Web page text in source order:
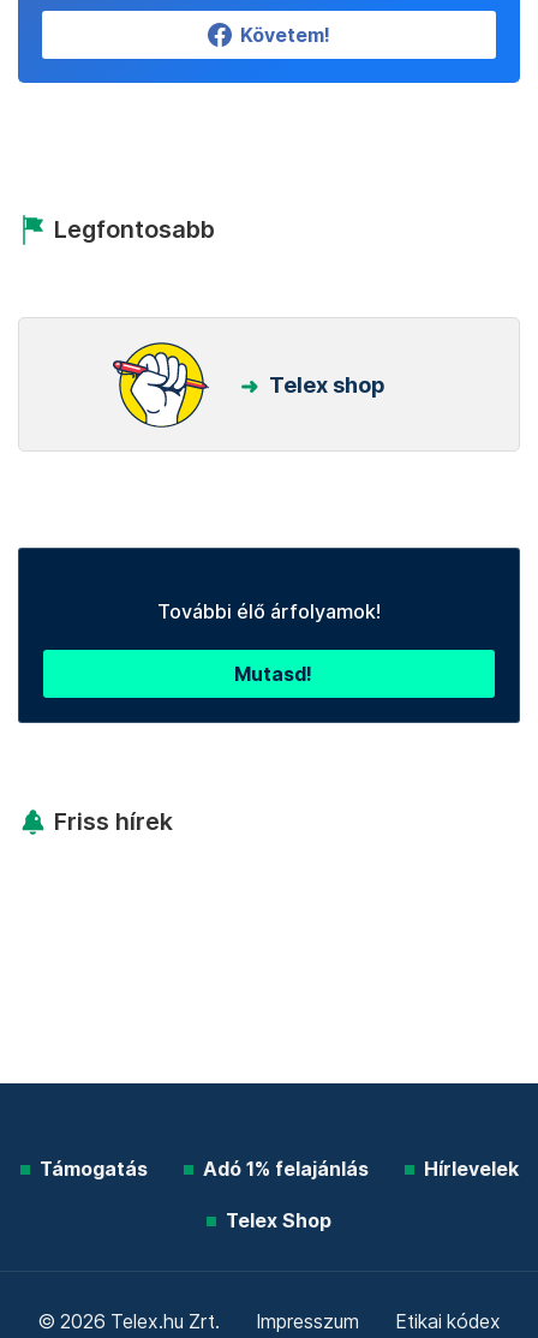
Követem!
Legfontosabb
Telex shop
További élő árfolyamok!
Mutasd!
Friss hírek
Támogatás Adó 1% felajánlás Hírlevelek
Telex Shop
© 2026 Telex.hu Zrt. Impresszum Etikai kódex